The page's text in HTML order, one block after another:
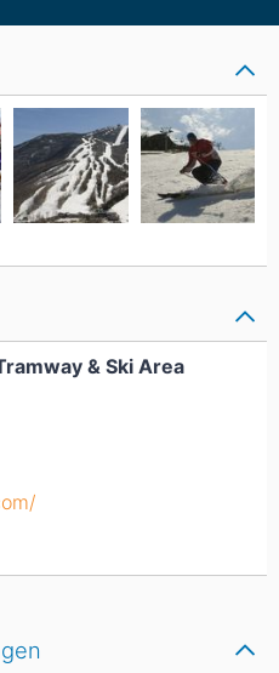
& Ski Area